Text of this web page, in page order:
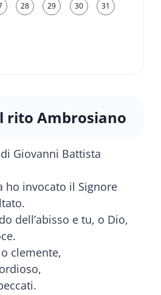
28 29 30 31
rito Ambrosiano
ho invocato il Signore
dell’abisso e tu, o Dio,
clemente,